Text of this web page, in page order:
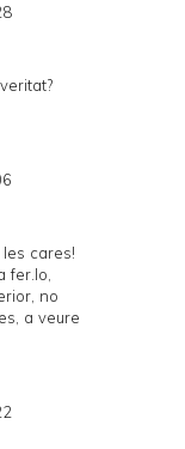
cares!
fer.lo,
no
a veure